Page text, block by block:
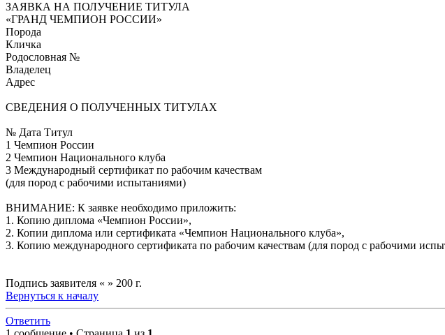
ЗАЯВКА НА ПОЛУЧЕНИЕ ТИТУЛА
«ГРАНД ЧЕМПИОН РОССИИ»
Порода
Кличка
Родословная №
Владелец
Адрес
СВЕДЕНИЯ О ПОЛУЧЕННЫХ ТИТУЛАХ
№ Дата Титул
1 Чемпион России
2 Чемпион Национального клуба
3 Международный сертификат по рабочим качествам
(для пород с рабочими испытаниями)
ВНИМАНИЕ: К заявке необходимо приложить:
1. Копию диплома «Чемпион России»,
2. Копии диплома или сертификата «Чемпион Национального клуба»,
3. Копию международного сертификата по рабочим качествам (для пород с рабочими
Подпись заявителя « » 200 г.
Вернуться к началу
Ответить